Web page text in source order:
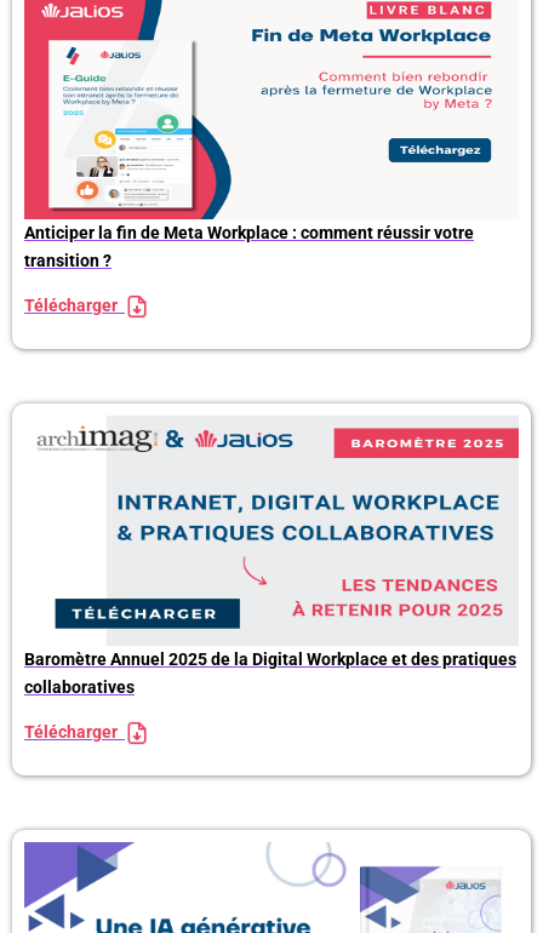
Anticiper la fin de Meta Workplace : comment réussir votre
transition ?
Télécharger
Baromètre Annuel 2025 de la Digital Workplace et des pratiques
collaboratives
Télécharger